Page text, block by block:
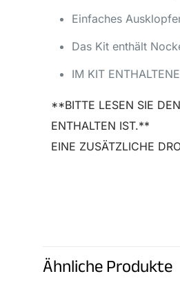
Einfaches
Das Kit enthält
IM KIT
**BITTE LESEN SIE
ENTHALTEN IST.**
EINE ZUSÄTZLICHE
Ähnliche Produkte